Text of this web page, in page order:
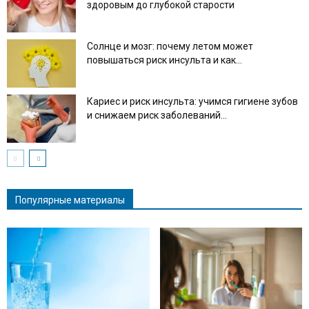
здоровым до глубокой старости
Солнце и мозг: почему летом может
повышаться риск инсульта и как...
Кариес и риск инсульта: учимся гигиене зубов
и снижаем риск заболеваний...
Популярные материалы